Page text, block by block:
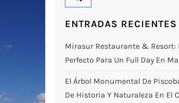
ENTRADAS RECIENTES
Mirasur Restaurante & Resort:
Perfecto Para Un Full Day En
El Árbol Monumental De
De Historia Y Naturaleza En El